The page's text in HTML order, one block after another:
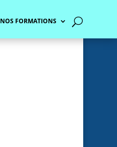
NOS FORMATIONS